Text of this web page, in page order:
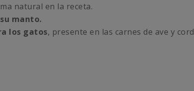
natural en la receta.
manto.
los gatos, presente en las carnes de ave y